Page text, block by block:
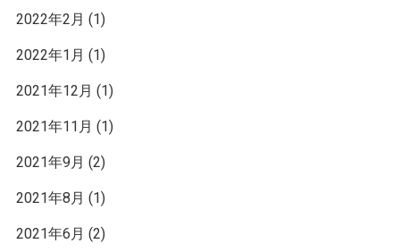
2022年2月 (1)
2022年1月 (1)
2021年12月 (1)
2021年11月 (1)
2021年9月 (2)
2021年8月 (1)
2021年6月 (2)